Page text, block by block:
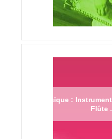
Musique :
Flûte